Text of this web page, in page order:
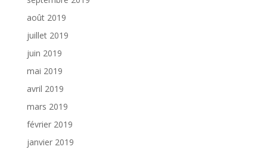
août 2019
juillet 2019
juin 2019
mai 2019
avril 2019
mars 2019
février 2019
janvier 2019